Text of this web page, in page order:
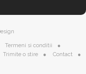
Termeni si conditii
Trimite o stire
Contact